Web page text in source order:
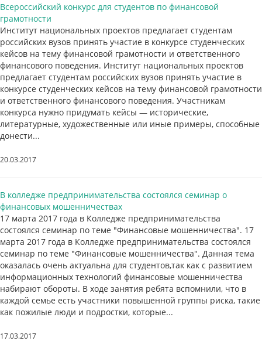
Всероссийский конкурс для студентов по финансовой
грамотности
Институт национальных проектов предлагает студентам
российских вузов принять участие в конкурсе студенческих
кейсов на тему финансовой грамотности и ответственного
финансового поведения. Институт национальных проектов
предлагает студентам российских вузов принять участие в
конкурсе студенческих кейсов на тему финансовой грамотности
и ответственного финансового поведения. Участникам
конкурса нужно придумать кейсы — исторические,
литературные, художественные или иные примеры, способные
донести...
20.03.2017
В колледже предпринимательства состоялся семинар о
финансовых мошенничествах
17 марта 2017 года в Колледже предпринимательства
состоялся семинар по теме "Финансовые мошенничества". 17
марта 2017 года в Колледже предпринимательства состоялся
семинар по теме "Финансовые мошенничества". Данная тема
оказалась очень актуальна для студентов,так как с развитием
информационных технологий финансовые мошенничества
набирают обороты. В ходе занятия ребята вспомнили, что в
каждой семье есть участники повышенной группы риска, такие
как пожилые люди и подростки, которые...
17.03.2017